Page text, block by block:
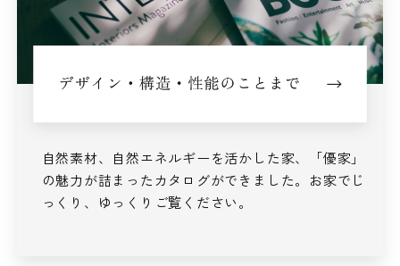
自然素材、自然エネルギーを活かした家、
「優家」
の魅力が詰まったカタログができました。 お家でじ
っくり、ゆっくりご覧ください。